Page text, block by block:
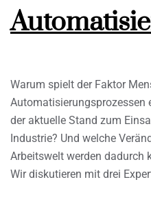
Warum spielt der Faktor
Automatisierungsprozessen
der aktuelle Stand zum
Industrie? Und welche
Arbeitswelt werden dadurch
Wir diskutieren mit drei